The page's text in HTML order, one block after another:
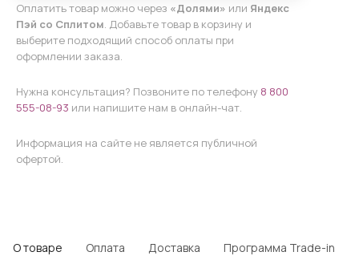
Оплатить товар можно через «Долями» или Яндекс
Пэй со Сплитом. Добавьте товар в корзину и
выберите подходящий способ оплаты при
оформлении заказа.
Нужна консультация? Позвоните по телефону 8 800
555-08-93 или напишите нам в онлайн-чат.
Информация на сайте не является публичной
офертой.
О товаре Оплата Доставка Программа Trade-in